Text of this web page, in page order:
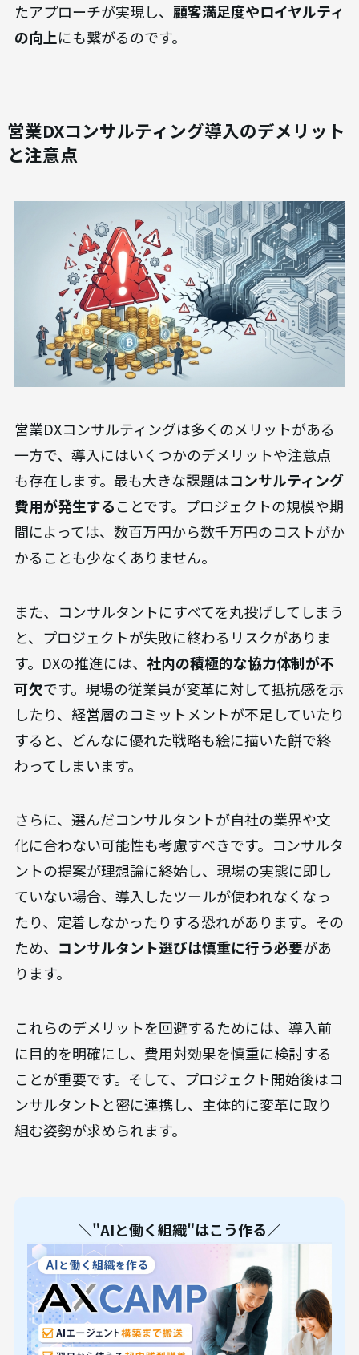
たアプローチが実現し、 顧客満足度やロイヤルティ
の向上にも繋がるのです。
営業DXコンサルティング導入のデメリット
と注意点
営業DXコンサルティングは多くのメリットがある
一方で、導入にはいくつかのデメリットや注意点
も存在します。最も大きな課題はコンサルティング
費用が発生することです。プロジェクトの規模や期
間によっては、数百万円から数千万円のコストがか
かることも少なくありません。
また、コンサルタントにすべてを丸投げしてしまう
と、プロジェクトが失敗に終わるリスクがありま
す。DXの推進には、 社内の積極的な協力体制が不
可欠です。現場の従業員が変革に対して抵抗感を示
したり、経営層のコミットメントが不足していたり
すると、どんなに優れた戦略も絵に描いた餅で終
わってしまいます。
さらに、選んだコンサルタントが自社の業界や文
化に合わない可能性も考慮すべきです。コンサルタ
ントの提案が理想論に終始し、現場の実態に即し
ていない場合、導入したツールが使われなくなっ
たり、定着しなかったりする恐れがあります。その
ため、 コンサルタント選びは慎重に行う必要があ
ります。
これらのデメリットを回避するためには、導入前
に目的を明確にし、費用対効果を慎重に検討する
ことが重要です。そして、プロジェクト開始後はコ
ンサルタントと密に連携し、主体的に変革に取り
組む姿勢が求められます。
＼"AIと働く組織"はこう作る／